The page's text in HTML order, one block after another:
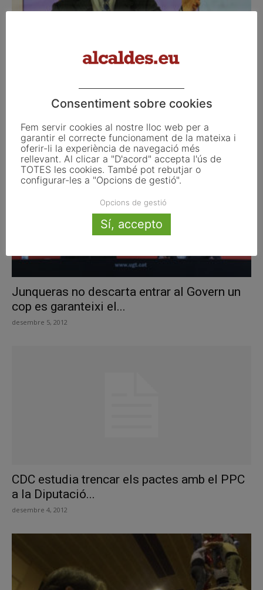
CDC dóna la consigna de trencar amb el
PPC als consells...
Junqueras no descarta entrar al Govern un
cop es garanteixi el...
desembre 5, 2012
CDC estudia trencar els pactes amb el PPC
a la Diputació...
desembre 4, 2012
Consentiment sobre cookies
Fem servir cookies al nostre lloc web per a
garantir el correcte funcionament de la mateixa i
oferir-li la experiència de navegació més
rellevant. Al clicar a "D'acord" accepta l'ús de
TOTES les cookies. També pot rebutjar o
configurar-les a "Opcions de gestió".
Opcions de gestió
Sí, accepto